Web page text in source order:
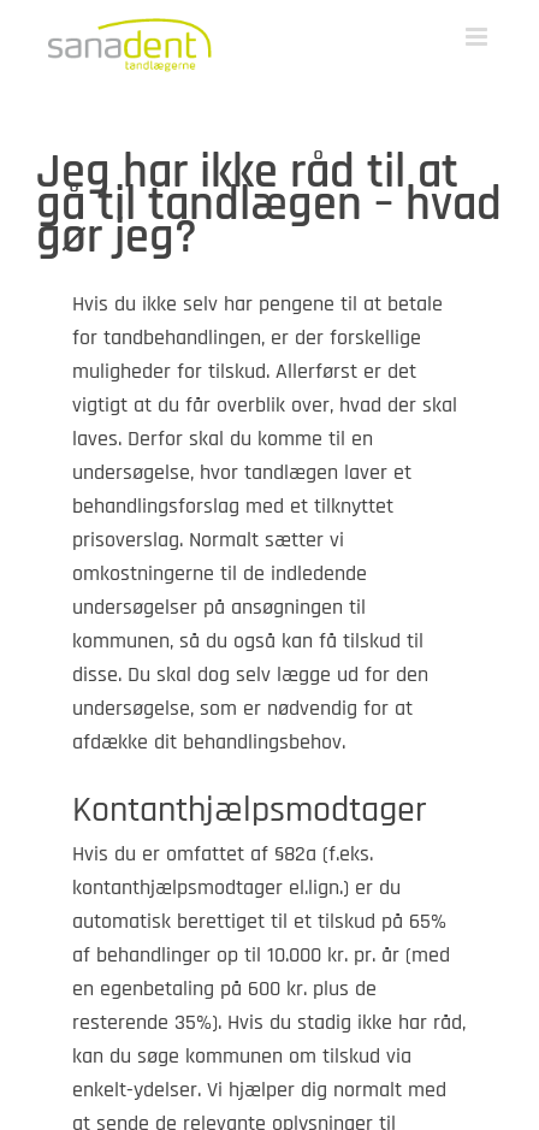
Jeg har ikke råd til at
gå til tandlægen – hvad
gør jeg?
Hvis du ikke selv har pengene til at betale
for tandbehandlingen, er der forskellige
muligheder for tilskud. Allerførst er det
vigtigt at du får overblik over, hvad der skal
laves. Derfor skal du komme til en
undersøgelse, hvor tandlægen laver et
behandlingsforslag med et tilknyttet
prisoverslag. Normalt sætter vi
omkostningerne til de indledende
undersøgelser på ansøgningen til
kommunen, så du også kan få tilskud til
disse. Du skal dog selv lægge ud for den
undersøgelse, som er nødvendig for at
afdække dit behandlingsbehov.
Kontanthjælpsmodtager
Hvis du er omfattet af §82a (f.eks.
kontanthjælpsmodtager el.lign.) er du
automatisk berettiget til et tilskud på 65%
af behandlinger op til 10.000 kr. pr. år (med
en egenbetaling på 600 kr. plus de
resterende 35%). Hvis du stadig ikke har råd,
kan du søge kommunen om tilskud via
enkelt-ydelser. Vi hjælper dig normalt med
at sende de relevante oplysninger til